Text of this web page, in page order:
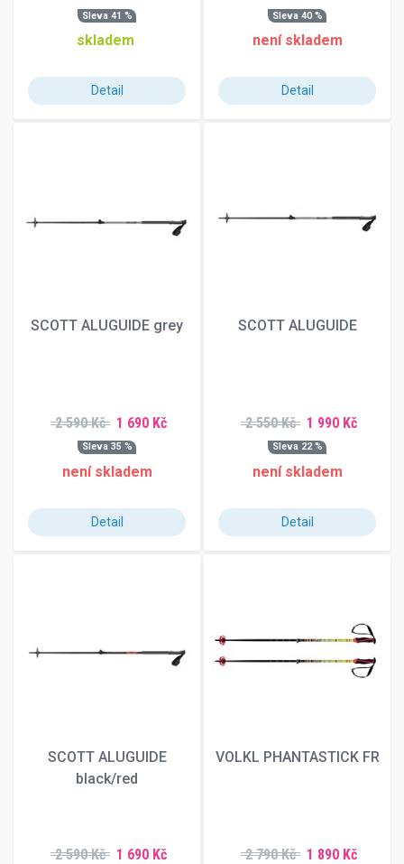
Sleva 41 %
skladem
Detail
Sleva 40 %
není skladem
Detail
SCOTT ALUGUIDE grey
2 590 Kč 1 690 Kč
Sleva 35 %
není skladem
Detail
SCOTT ALUGUIDE
2 550 Kč 1 990 Kč
Sleva 22 %
není skladem
Detail
SCOTT ALUGUIDE
black/red
2 590 Kč 1 690 Kč
VOLKL PHANTASTICK FR
2 790 Kč 1 890 Kč